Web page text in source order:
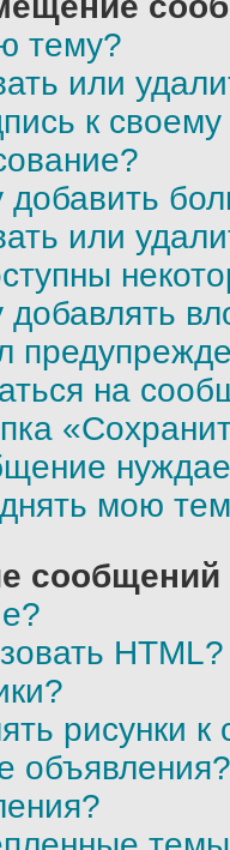
тему?
или
к
или
на
мою
HTML?
рисунки
объявления?